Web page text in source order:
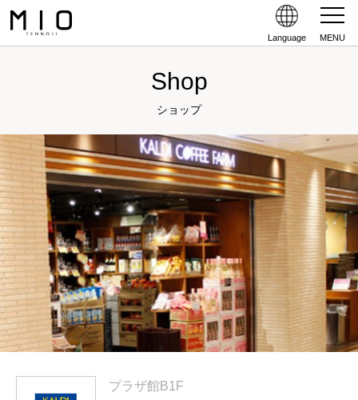
Language MENU
Shop
ショップ
プラザ館B1F